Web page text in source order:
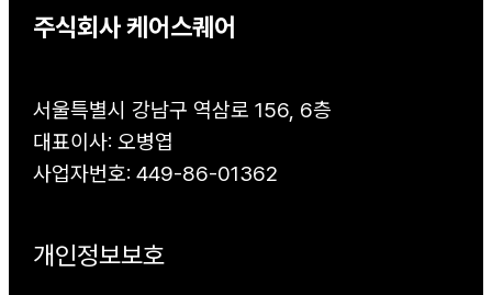
주식회사 케어스퀘어
서울특별시 강남구 역삼로 156, 6층
대표이사: 오병엽
사업자번호: 449-86-01362
개인정보보호